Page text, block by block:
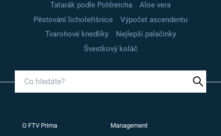
Tatarák podle Pohlreicha
Aloe vera
Pěstování lichořeřišnice
Výpočet ascendentu
Tvarohové knedlíky
Nejlepší palačinky
Švestkový koláč
O FTV Prima Management